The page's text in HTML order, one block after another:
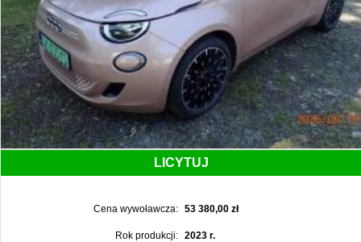
LICYTUJ
Cena wywoławcza: 53 380,00 zł
Rok produkcji:
2023 r.